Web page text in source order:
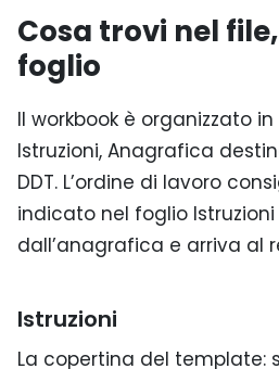
Cosa trovi nel
foglio
Il workbook è organizzato in
Istruzioni, Anagrafica
DDT. L’ordine di lavoro
indicato nel foglio
dall’anagrafica e arriva al
Istruzioni
La copertina del template: